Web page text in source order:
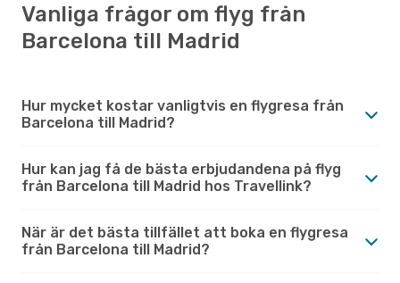
Vanliga frågor om flyg från
Barcelona till Madrid
Hur mycket kostar vanligtvis en flygresa från
Barcelona till Madrid?
Hur kan jag få de bästa erbjudandena på flyg
från Barcelona till Madrid hos Travellink?
När är det bästa tillfället att boka en flygresa
från Barcelona till Madrid?